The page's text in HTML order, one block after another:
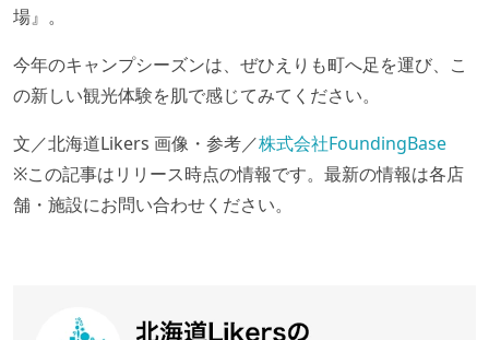
場』。
今年のキャンプシーズンは、ぜひえりも町へ足を運び、こ
の新しい観光体験を肌で感じてみてください。
文／北海道Likers 画像・参考／株式会社FoundingBase
※この記事はリリース時点の情報です。最新の情報は各店
舗・施設にお問い合わせください。